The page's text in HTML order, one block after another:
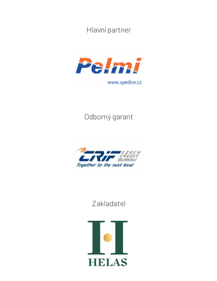
Hlavní partner
Odborný garant
Zakladatel